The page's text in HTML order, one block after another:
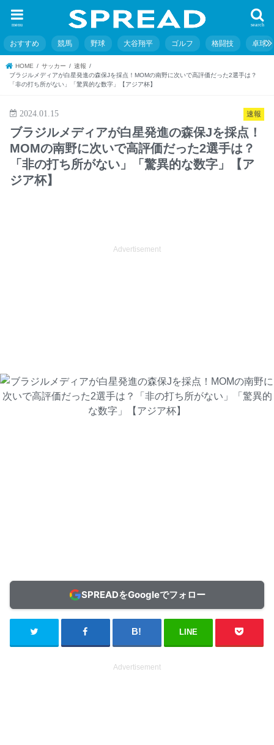
search
menu
おすすめ 競馬 野球 大谷翔平 ゴルフ 格闘技 卓球
HOME サッカー
速報
ブラジルメディアが白星発進の森保Jを採点！MOMの南野に次いで高評価だった2選手は？
「非の打ち所がない」「驚異的な数字」【アジア杯】
速報
2024.01.15
ブラジルメディアが白星発進の森保Jを採点！
MOMの南野に次いで高評価だった2選手は？
「非の打ち所がない」「驚異的な数字」【ア
ジア杯】
Advertisement
SPREADをGoogleでフォロー
LINE
Advertisement